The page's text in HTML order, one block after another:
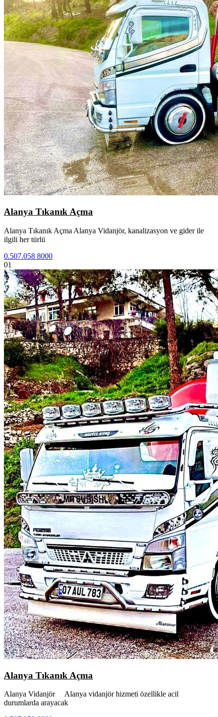
Alanya Tıkanık Açma
Alanya Tıkanık Açma Alanya Vidanjör, kanalizasyon ve gider ile
ilgili her türlü
0.507.058 8000
01
Alanya Tıkanık Açma
Alanya Vidanjör Alanya vidanjör hizmeti özellikle acil
durumlarda arayacak